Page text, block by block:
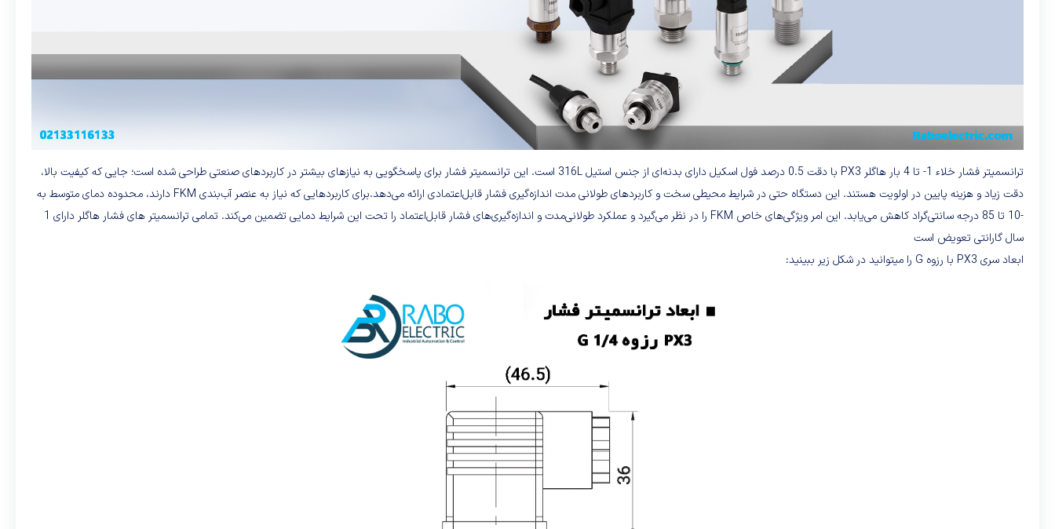
ترانسمیتر فشار خلاء 1- تا 4 بار هاگلر PX3 با دقت 0.5 درصد فول اسکیل دارای بدنه‌ای از جنس استیل 316L است. این ترانسمیتر فشار برای پاسخگویی به نیازهای بیشتر در کاربردهای صنعتی طراحی شده است؛ جایی که کیفیت بالا،
دقت زیاد و هزینه پایین در اولویت هستند. این دستگاه حتی در شرایط محیطی سخت و کاربردهای طولانی مدت اندازه‌گیری فشار قابل‌اعتمادی ارائه می‌دهد.برای کاربردهایی که نیاز به عنصر آب‌بندی FKM دارند، محدوده دمای متوسط به
-10 تا 85 درجه سانتی‌گراد کاهش می‌یابد. این امر ویژگی‌های خاص FKM را در نظر می‌گیرد و عملکرد طولانی‌مدت و اندازه‌گیری‌های فشار قابل‌اعتماد را تحت این شرایط دمایی تضمین می‌کند. تمامی ترانسمیتر های فشار هاگلر دارای 1
سال گارانتی تعویض است
ابعاد سری PX3 با رزوه G را میتوانید در شکل زیر ببینید: